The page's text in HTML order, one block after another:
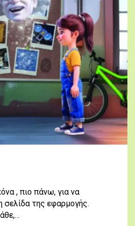
, πιο πάνω, για να
σελίδα της εφαρμογής.